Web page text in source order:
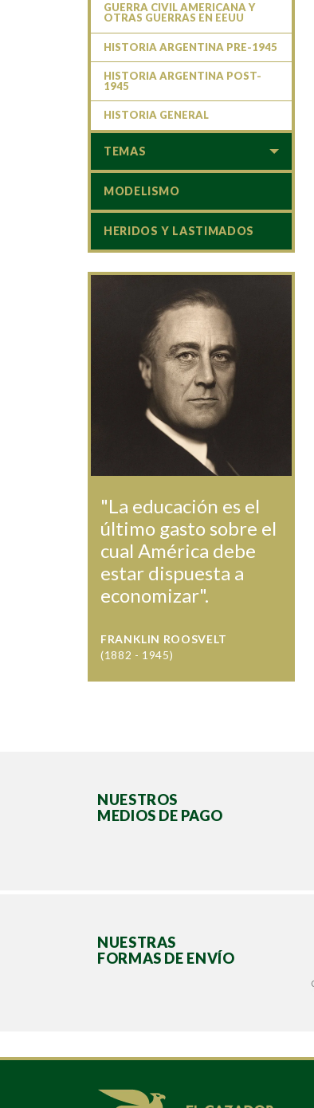
GUERRA CIVIL AMERICANA Y
OTRAS GUERRAS EN EEUU
HISTORIA ARGENTINA PRE-1945
HISTORIA ARGENTINA POST-
1945
HISTORIA GENERAL
TEMAS
MODELISMO
HERIDOS Y LASTIMADOS
"La educación es el
último gasto sobre el
cual América debe
estar dispuesta a
economizar".
FRANKLIN ROOSVELT
(1882 - 1945)
NUESTROS
MEDIOS DE PAGO
NUESTRAS
FORMAS DE ENVÍO